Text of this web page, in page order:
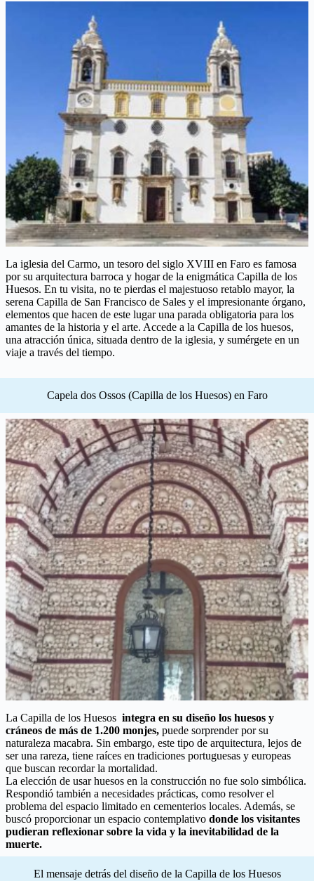
La iglesia del Carmo, un tesoro del siglo XVIII en Faro es famosa
por su arquitectura barroca y hogar de la enigmática Capilla de los
Huesos. En tu visita, no te pierdas el majestuoso retablo mayor, la
serena Capilla de San Francisco de Sales y el impresionante órgano,
elementos que hacen de este lugar una parada obligatoria para los
amantes de la historia y el arte. Accede a la Capilla de los huesos,
una atracción única, situada dentro de la iglesia, y sumérgete en un
viaje a través del tiempo.
Capela dos Ossos (Capilla de los Huesos) en Faro
La Capilla de los Huesos integra en su diseño los huesos y
cráneos de más de 1.200 monjes, puede sorprender por su
naturaleza macabra. Sin embargo, este tipo de arquitectura, lejos de
ser una rareza, tiene raíces en tradiciones portuguesas y europeas
que buscan recordar la mortalidad.
La elección de usar huesos en la construcción no fue solo simbólica.
Respondió también a necesidades prácticas, como resolver el
problema del espacio limitado en cementerios locales. Además, se
buscó proporcionar un espacio contemplativo donde los visitantes
pudieran reflexionar sobre la vida y la inevitabilidad de la
muerte.
El mensaje detrás del diseño de la Capilla de los Huesos